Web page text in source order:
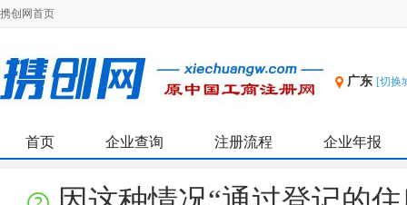
携创网首页
广东 [切换
首页 企业查询 注册流程 企业年报